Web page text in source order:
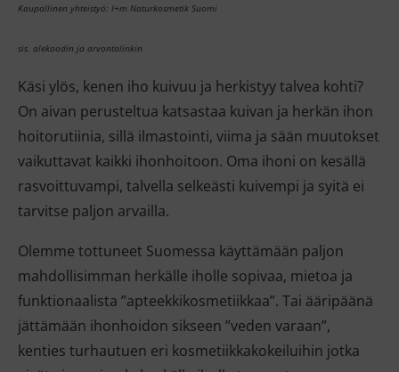
Kaupallinen yhteistyö: I+m Naturkosmetik Suomi
sis. alekoodin ja arvontalinkin
Käsi ylös, kenen iho kuivuu ja herkistyy talvea kohti?
On aivan perusteltua katsastaa kuivan ja herkän ihon
hoitorutiinia, sillä ilmastointi, viima ja sään muutokset
vaikuttavat kaikki ihonhoitoon. Oma ihoni on kesällä
rasvoittuvampi, talvella selkeästi kuivempi ja syitä ei
tarvitse paljon arvailla.
Olemme tottuneet Suomessa käyttämään paljon
mahdollisimman herkälle iholle sopivaa, mietoa ja
funktionaalista ”apteekkikosmetiikkaa”. Tai ääripäänä
jättämään ihonhoidon sikseen ”veden varaan”,
kenties turhautuen eri kosmetiikkakokeiluihin jotka